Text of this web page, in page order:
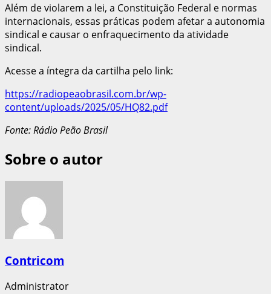
Além de violarem a lei, a Constituição Federal e normas
internacionais, essas práticas podem afetar a autonomia
sindical e causar o enfraquecimento da atividade
sindical.
Acesse a íntegra da cartilha pelo link:
https://radiopeaobrasil.com.br/wp-
content/uploads/2025/05/HQ82.pdf
Fonte: Rádio Peão Brasil
Sobre o autor
Contricom
Administrator